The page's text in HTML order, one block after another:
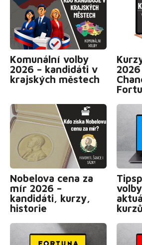
Komunální volby
2026 – kandidáti v
krajských městech
Nobelova cena za
mír 2026 –
kandidáti, kurzy,
historie
kurzů